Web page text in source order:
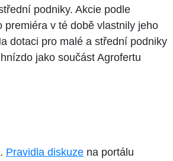
podniky. Akcie podle
premiéra v té době vlastnily jeho
dotaci pro malé a střední podniky
jako součást Agrofertu
Pravidla diskuze na portálu